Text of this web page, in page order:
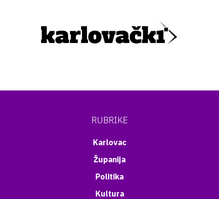
RUBRIKE
Karlovac
Županija
Politika
Kultura